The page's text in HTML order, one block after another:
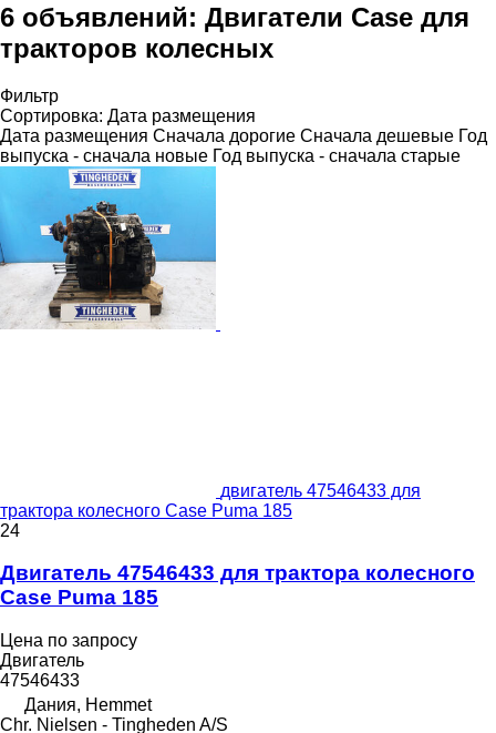
6 объявлений: Двигатели Case для
тракторов колесных
Фильтр
Сортировка: Дата размещения
Дата размещения Сначала дорогие Сначала дешевые Год
выпуска - сначала новые Год выпуска - сначала старые
двигатель 47546433 для
трактора колесного Case Puma 185
24
Двигатель 47546433 для трактора колесного
Case Puma 185
Цена по запросу
Двигатель
47546433
Дания, Hemmet
Chr. Nielsen - Tingheden A/S